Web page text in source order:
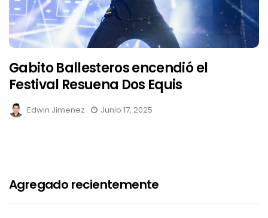
Gabito Ballesteros encendió el
Festival Resuena Dos Equis
Edwin Jimenez Junio 17, 2025
Agregado recientemente